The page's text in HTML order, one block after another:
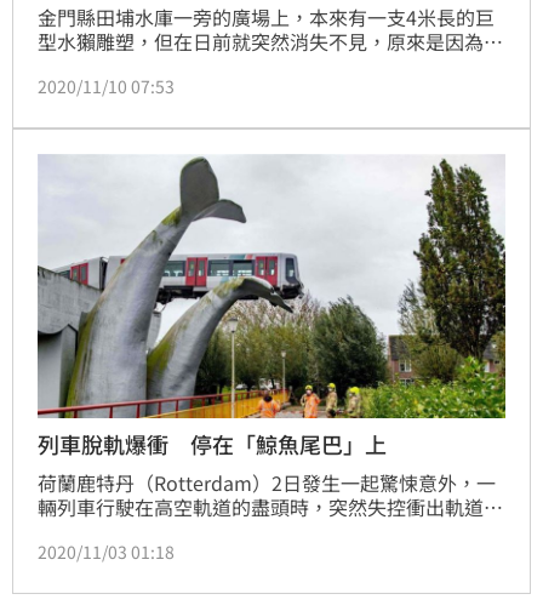
金門縣田埔水庫一旁的廣場上，本來有一支4米長的巨
型水獺雕塑，但在日前就突然消失不見，原來是因為工
計公司故意刁難，少給工程款，不過設計公司解釋，其
們停工，但是對方仍然上色，並且施作完工，所以他們
才會不願意支付剩餘的13萬工程款，而這一部分打官
司，法院也判社區規劃師敗訴。
2020/11/10 07:53
列車脫軌爆衝 停在「鯨魚尾巴」上
荷蘭鹿特丹（Rotterdam）2日發生一起驚悚意外，一
輛列車行駛在高空軌道的盡頭時，突然失控衝出軌道，
空，已經搖搖欲墜。所幸高架橋旁剛好有2座鯨魚雕
車上只有駕駛一人，才沒有釀成更嚴重的傷亡。
2020/11/03 01:18